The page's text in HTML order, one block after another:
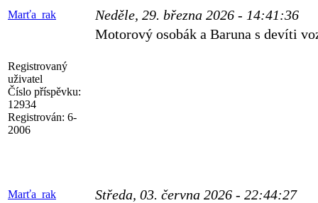
Marťa_rak Neděle, 29. března 2026 - 14:41:36
Registrovaný
uživatel
Číslo příspěvku:
12934
Registrován: 6-
2006
Motorový osobák a Baruna s devíti
Marťa_rak Středa, 03. června 2026 - 22:44:27